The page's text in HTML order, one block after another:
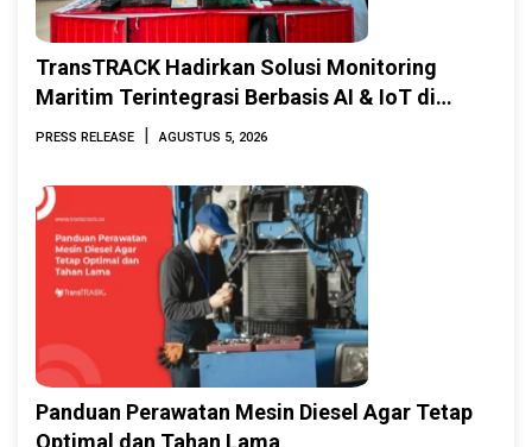
TransTRACK Hadirkan Solusi Monitoring
Maritim Terintegrasi Berbasis AI & IoT di
Indonesia Marine & Offshore Expo (IMOX)
PRESS RELEASE | AGUSTUS 5, 2026
Panduan Perawatan Mesin Diesel Agar Tetap
Optimal dan Tahan Lama